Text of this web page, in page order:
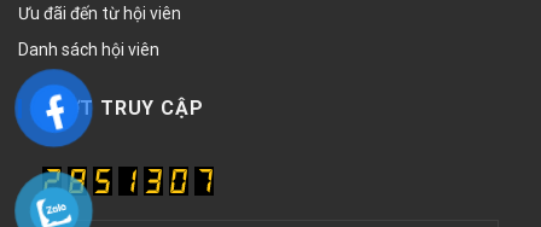
Ưu đãi đến từ hội viên
Danh sách hội viên
LƯỢT TRUY CẬP